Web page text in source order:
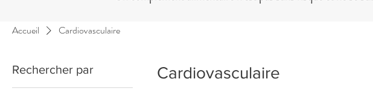
Accueil Cardiovasculaire
Rechercher par Cardiovasculaire